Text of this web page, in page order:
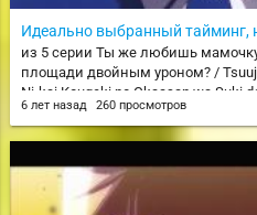
Идеально выбранный тайминг,
из 5 серии Ты же любишь
площади двойным уроном? /
Ni-kai Kougeki no Okaasan wa Suki
6 лет назад 260 просмотров